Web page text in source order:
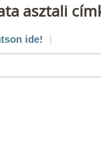
asztali
ide!